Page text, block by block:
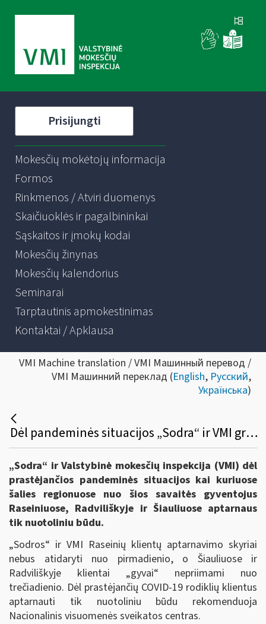
Prisijungti
Mokesčių mokėtojų informacija
Formos
Rinkmenos / Atviri duomenys
Skaičiuoklės ir pagalbininkai
Sąskaitos ir įmokų kodai
Mokesčių žinynas
Mokesčių kalendorius
Seminarai
Tarptautinis apmokestinimas
Kontaktai / Apklausa
VMI Machine translation / VMI Машинный перевод /
VMI Машинний переклад (English, Русский,
Українська)
Dėl pandeminės situacijos „Sodra“ ir VMI grįžta prie nuotolinio klientų aptarnavimo
„Sodra“ ir Valstybinė mokesčių inspekcija (VMI) dėl
prastėjančios pandeminės situacijos kai kuriuose
šalies regionuose nuo šios savaitės gyventojus
Raseiniuose, Radviliškyje ir Šiauliuose aptarnaus
tik nuotoliniu būdu.
„Sodros“ ir VMI Raseinių klientų aptarnavimo skyriai
nebus atidaryti nuo pirmadienio, o Šiauliuose ir
Radviliškyje klientai „gyvai“ nepriimami nuo
trečiadienio. Dėl prastėjančių COVID-19 rodiklių klientus
aptarnauti tik nuotoliniu būdu rekomenduoja
Nacionalinis visuomenės sveikatos centras.